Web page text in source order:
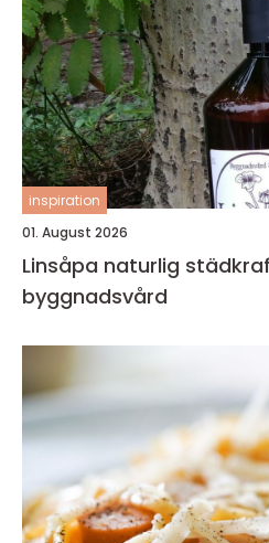
inspiration
01. August 2026
Linsåpa naturlig städkraft för hem och
byggnadsvård